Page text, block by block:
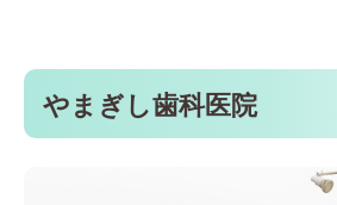
やまぎし歯科医院